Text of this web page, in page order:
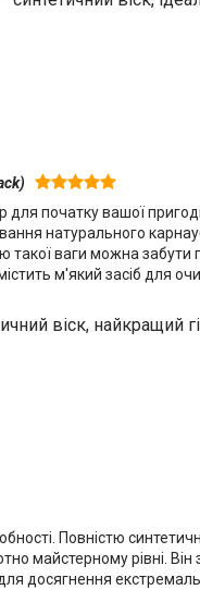
для початку вашої
натурального
ваги можна забути
м'який засіб для
віск, найкращий
Повністю
майстерному рівні.
досягнення